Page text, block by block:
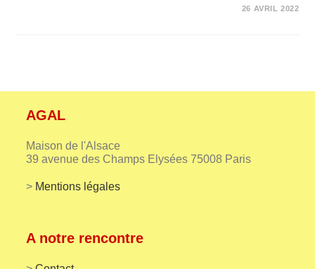
26 AVRIL 2022
AGAL
Maison de l'Alsace
39 avenue des Champs Elysées 75008 Paris
> Mentions légales
A notre rencontre